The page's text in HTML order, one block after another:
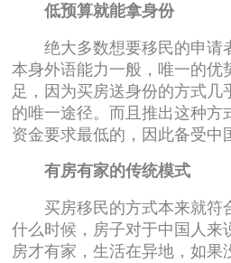
低预算就能拿身份
绝大多数想要移民的申请
本身外语能力一般，唯一的优
足，因为买房送身份的方式几
的唯一途径。而且推出这种方
资金要求最低的，因此备受中
有房有家的传统模式
买房移民的方式本来就符
什么时候，房子对于中国人来
房才有家，生活在异地，如果